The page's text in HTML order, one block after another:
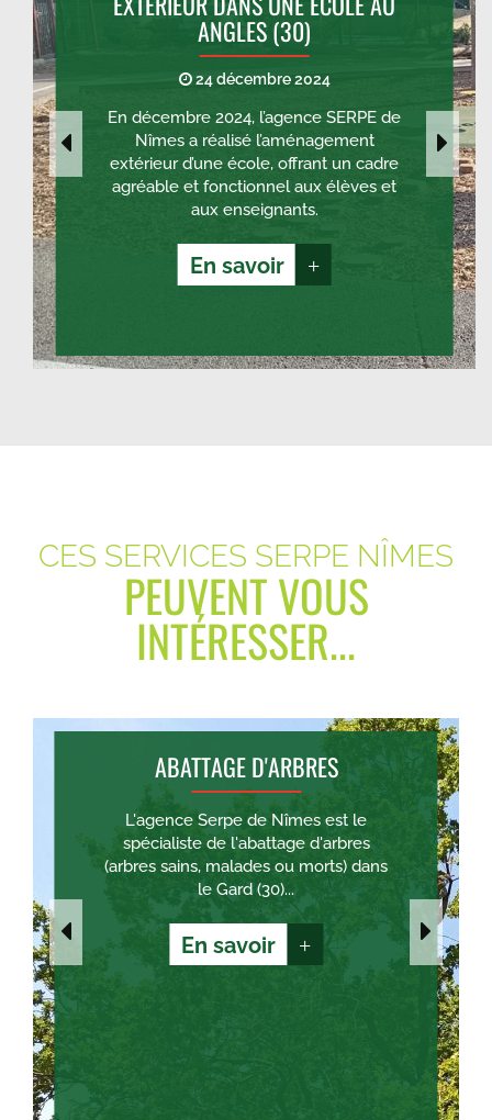
ANGLES (30)
24 décembre 2024
En décembre 2024, l’agence SERPE de
Nîmes a réalisé l’aménagement
extérieur d’une école, offrant un cadre
agréable et fonctionnel aux élèves et
aux enseignants.
En savoir +
CES SERVICES SERPE NÎMES
PEUVENT VOUS
INTÉRESSER...
ABATTAGE D'ARBRES
L'agence Serpe de Nîmes est le
spécialiste de l'abattage d'arbres
(arbres sains, malades ou morts) dans
le Gard (30)...
En savoir +